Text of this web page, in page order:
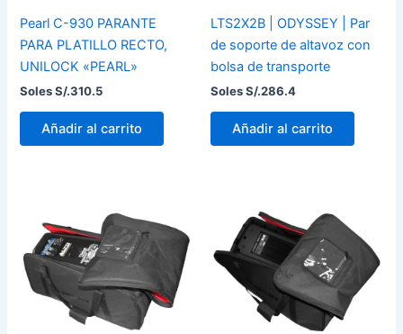
Pearl C-930 PARANTE
PARA PLATILLO RECTO,
UNILOCK «PEARL»
Soles S/.310.5
Añadir al carrito
LTS2X2B | ODYSSEY | Par
de soporte de altavoz con
bolsa de transporte
Soles S/.286.4
Añadir al carrito